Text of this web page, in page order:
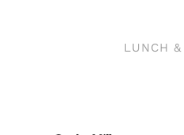
LUNCH